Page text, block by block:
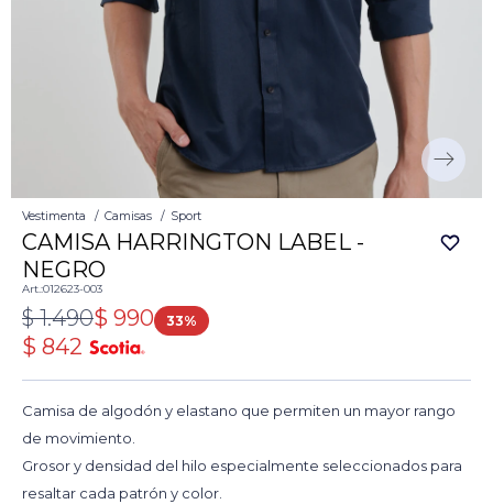
Vestimenta Camisas Sport
CAMISA HARRINGTON LABEL -
NEGRO
012623-003
$ 990
$ 1.490 33
$ 842
Camisa de algodón y elastano que permiten un mayor rango
de movimiento.
Grosor y densidad del hilo especialmente seleccionados para
resaltar cada patrón y color.